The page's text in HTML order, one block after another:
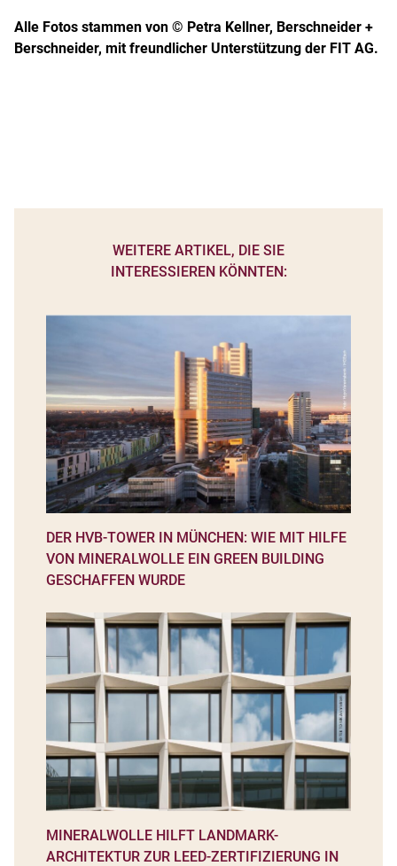
Alle Fotos stammen von © Petra Kellner, Berschneider +
Berschneider, mit freundlicher Unterstützung der FIT AG.
WEITERE ARTIKEL, DIE SIE
INTERESSIEREN KÖNNTEN:
DER HVB-TOWER IN MÜNCHEN: WIE MIT HILFE
VON MINERALWOLLE EIN GREEN BUILDING
GESCHAFFEN WURDE
MINERALWOLLE HILFT LANDMARK-
ARCHITEKTUR ZUR LEED-ZERTIFIZIERUNG IN